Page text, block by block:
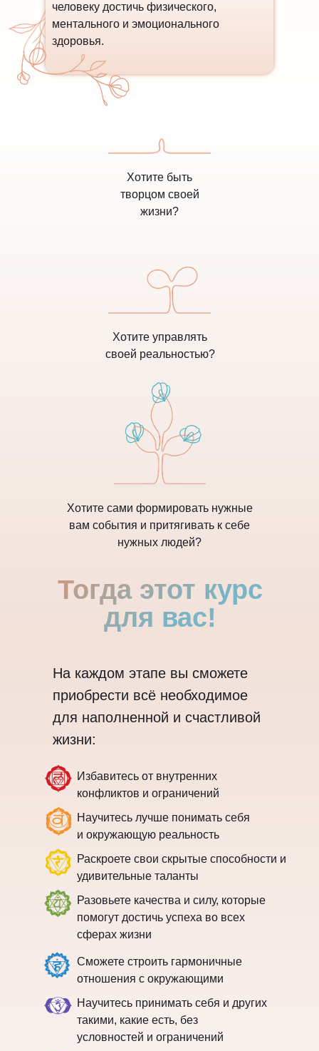
человеку достичь физического,
ментального и эмоционального
здоровья.
Хотите быть
творцом своей
жизни?
Хотите управлять
своей реальностью?
Хотите сами формировать нужные
вам события и притягивать к себе
нужных людей?
Тогда этот курс
для вас!
Избавитесь от внутренних
конфликтов и ограничений
Научитесь лучше понимать себя
и окружающую реальность
На каждом этапе вы сможете
приобрести всё необходимое
для наполненной и счастливой
жизни:
Раскроете свои скрытые способности и
удивительные таланты
Разовьете качества и силу, которые
помогут достичь успеха во всех
сферах жизни
Сможете строить гармоничные
отношения с окружающими
Научитесь принимать себя и других
такими, какие есть, без
условностей и ограничений